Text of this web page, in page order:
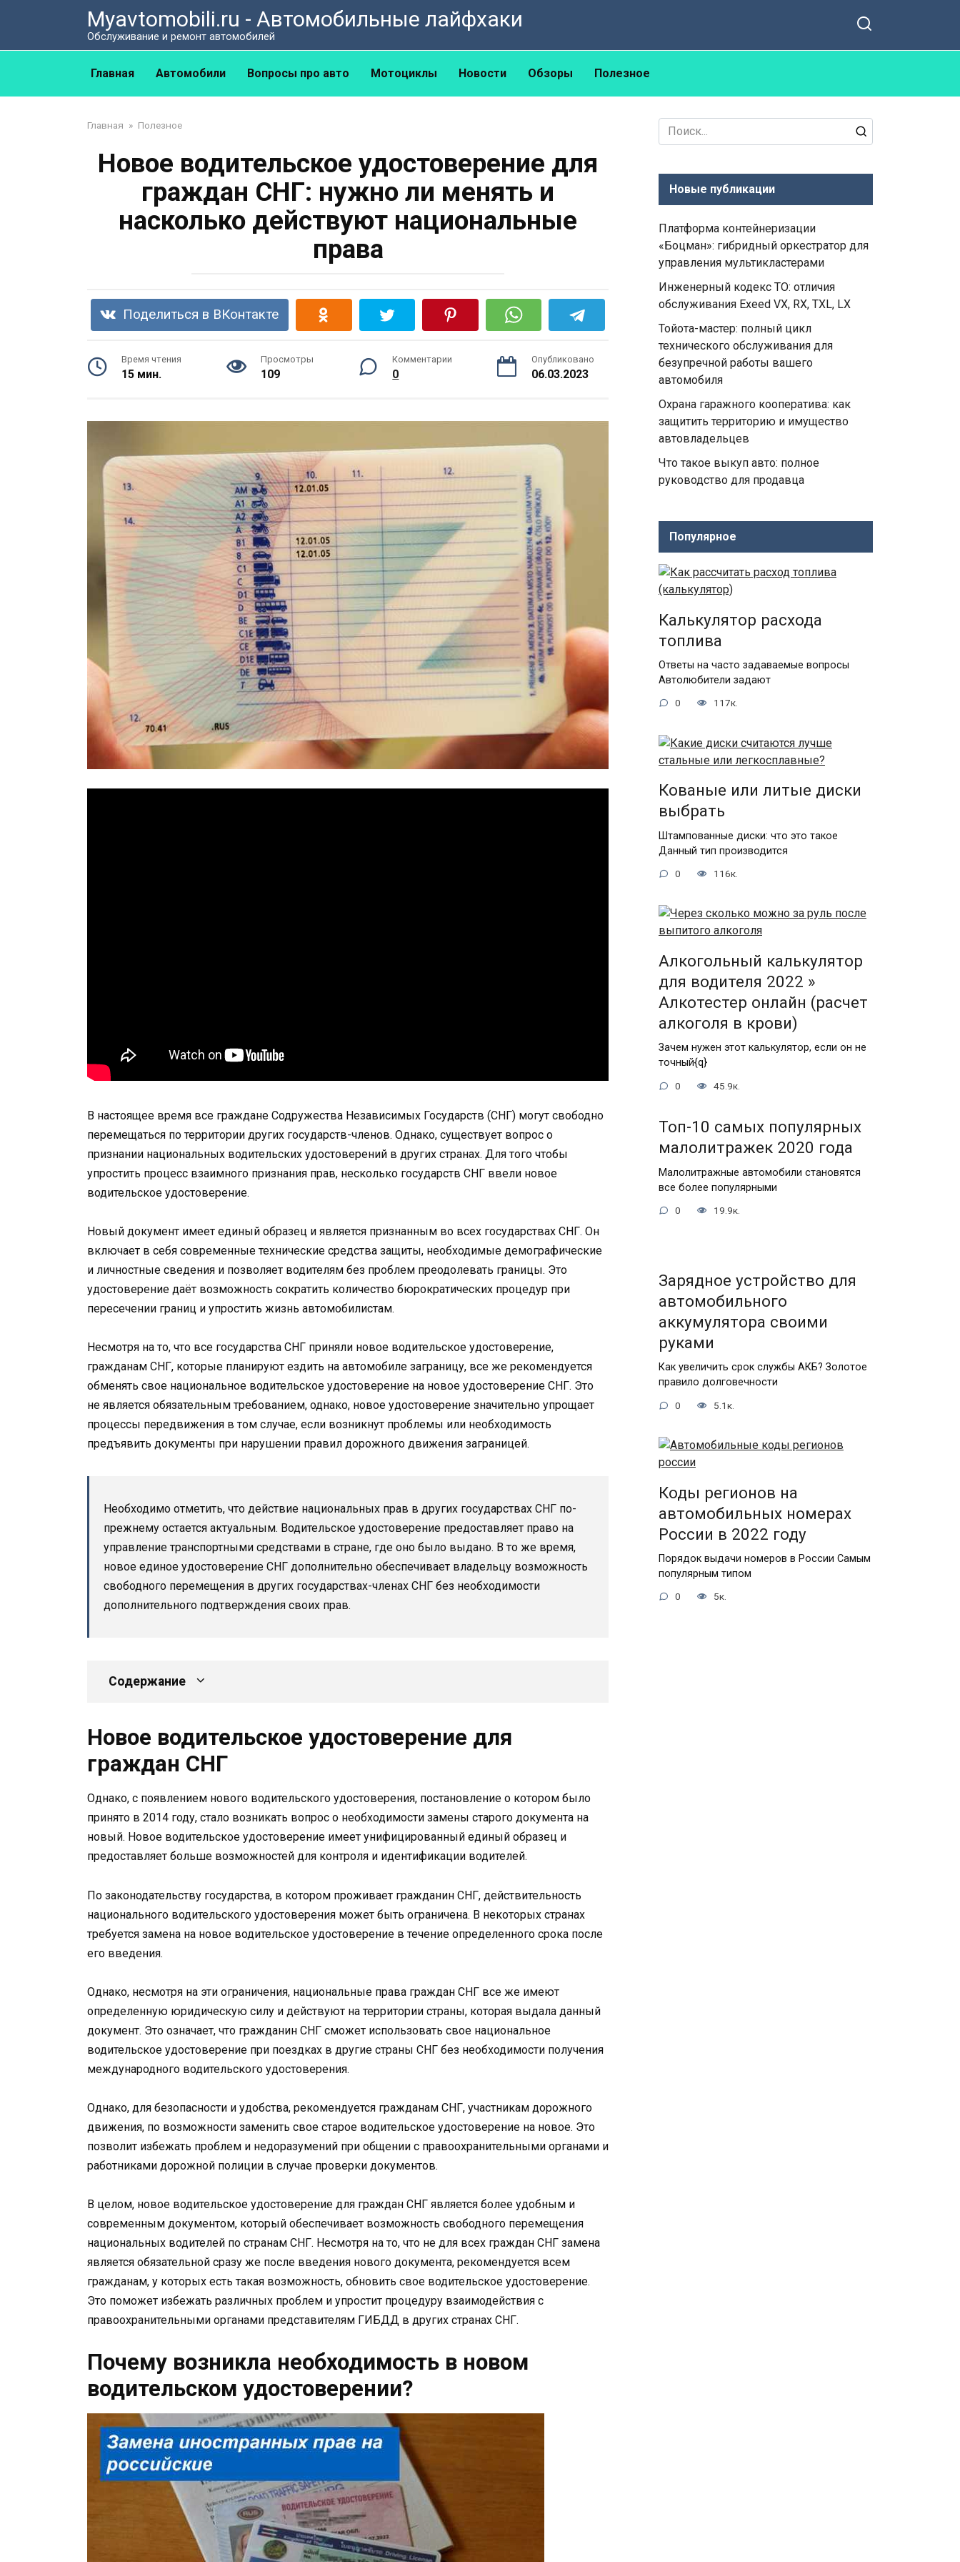
Myavtomobili.ru - Автомобильные лайфхаки
Обслуживание и ремонт автомобилей
Главная Автомобили Вопросы про авто Мотоциклы Новости Обзоры Полезное
Главная » Полезное
Новое водительское удостоверение для
граждан СНГ: нужно ли менять и
насколько действуют национальные
права
Поделиться в ВКонтакте
Время чтения
15 мин.
Просмотры
109
Комментарии
0
Опубликовано
06.03.2023
В настоящее время все граждане Содружества Независимых Государств (СНГ) могут свободно
перемещаться по территории других государств-членов. Однако, существует вопрос о
признании национальных водительских удостоверений в других странах. Для того чтобы
упростить процесс взаимного признания прав, несколько государств СНГ ввели новое
водительское удостоверение.
Новый документ имеет единый образец и является признанным во всех государствах СНГ. Он
включает в себя современные технические средства защиты, необходимые демографические
и личностные сведения и позволяет водителям без проблем преодолевать границы. Это
удостоверение даёт возможность сократить количество бюрократических процедур при
пересечении границ и упростить жизнь автомобилистам.
Несмотря на то, что все государства СНГ приняли новое водительское удостоверение,
гражданам СНГ, которые планируют ездить на автомобиле заграницу, все же рекомендуется
обменять свое национальное водительское удостоверение на новое удостоверение СНГ. Это
не является обязательным требованием, однако, новое удостоверение значительно упрощает
процессы передвижения в том случае, если возникнут проблемы или необходимость
предъявить документы при нарушении правил дорожного движения заграницей.
Необходимо отметить, что действие национальных прав в других государствах СНГ по-
прежнему остается актуальным. Водительское удостоверение предоставляет право на
управление транспортными средствами в стране, где оно было выдано. В то же время,
новое единое удостоверение СНГ дополнительно обеспечивает владельцу возможность
свободного перемещения в других государствах-членах СНГ без необходимости
дополнительного подтверждения своих прав.
Содержание
Новое водительское удостоверение для
граждан СНГ
Однако, с появлением нового водительского удостоверения, постановление о котором было
принято в 2014 году, стало возникать вопрос о необходимости замены старого документа на
новый. Новое водительское удостоверение имеет унифицированный единый образец и
предоставляет больше возможностей для контроля и идентификации водителей.
По законодательству государства, в котором проживает гражданин СНГ, действительность
национального водительского удостоверения может быть ограничена. В некоторых странах
требуется замена на новое водительское удостоверение в течение определенного срока после
его введения.
Однако, несмотря на эти ограничения, национальные права граждан СНГ все же имеют
определенную юридическую силу и действуют на территории страны, которая выдала данный
документ. Это означает, что гражданин СНГ сможет использовать свое национальное
водительское удостоверение при поездках в другие страны СНГ без необходимости получения
международного водительского удостоверения.
Однако, для безопасности и удобства, рекомендуется гражданам СНГ, участникам дорожного
движения, по возможности заменить свое старое водительское удостоверение на новое. Это
позволит избежать проблем и недоразумений при общении с правоохранительными органами и
работниками дорожной полиции в случае проверки документов.
В целом, новое водительское удостоверение для граждан СНГ является более удобным и
современным документом, который обеспечивает возможность свободного перемещения
национальных водителей по странам СНГ. Несмотря на то, что не для всех граждан СНГ замена
является обязательной сразу же после введения нового документа, рекомендуется всем
гражданам, у которых есть такая возможность, обновить свое водительское удостоверение.
Это поможет избежать различных проблем и упростит процедуру взаимодействия с
правоохранительными органами представителям ГИБДД в других странах СНГ.
Почему возникла необходимость в новом
водительском удостоверении?
Search
for:
Новые публикации
Платформа контейнеризации
«Боцман»: гибридный оркестратор для
управления мультикластерами
Инженерный кодекс ТО: отличия
обслуживания Exeed VX, RX, TXL, LX
Тойота-мастер: полный цикл
технического обслуживания для
безупречной работы вашего
автомобиля
Охрана гаражного кооператива: как
защитить территорию и имущество
автовладельцев
Что такое выкуп авто: полное
руководство для продавца
Популярное
Калькулятор расхода
топлива
Ответы на часто задаваемые вопросы
Автолюбители задают
0 117к.
Кованые или литые диски
выбрать
Штампованные диски: что это такое
Данный тип производится
0 116к.
Алкогольный калькулятор
для водителя 2022 »
Алкотестер онлайн (расчет
алкоголя в крови)
Зачем нужен этот калькулятор, если он не
точный{q}
0 45.9к.
Топ-10 самых популярных
малолитражек 2020 года
Малолитражные автомобили становятся
все более популярными
0 19.9к.
Зарядное устройство для
автомобильного
аккумулятора своими
руками
Как увеличить срок службы АКБ? Золотое
правило долговечности
0 5.1к.
Коды регионов на
автомобильных номерах
России в 2022 году
Порядок выдачи номеров в России Самым
популярным типом
0 5к.